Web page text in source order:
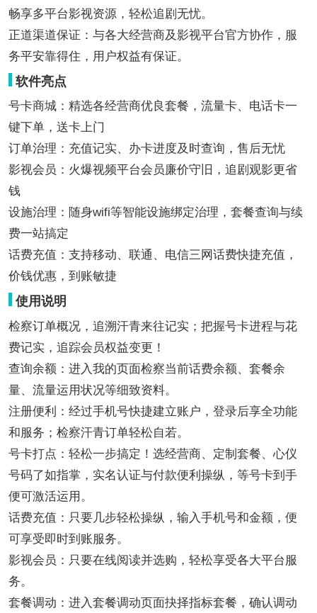
畅享多平台影视资源，轻松追剧无忧。
正道渠道保证：与各大经营商及影视平台官方协作，服
务平安靠得住，用户权益有保证。
软件亮点
号卡商城：精选各经营商优良套餐，流量卡、电话卡一
键下单，送卡上门
订单治理：充值记实、办卡进度及时查询，售后无忧
影视会员：火爆视频平台会员廉价守旧，追剧观影更省
钱
设施治理：随身wifi等智能设施绑定治理，套餐查询与续
费一站搞定
话费充值：支持移动、联通、电信三网话费快捷充值，
价钱优惠，到账敏捷
使用说明
检察订单概况，追溯汗青来往记实；把握号卡进程与花
费记实，追踪会员权益变更！
查询余额：进入我的页面检察当前话费余额、套餐余
量、流量运用状况等细致资料。
注册便利：经过手机号快捷建立账户，登录后享全功能
和服务；检察汗青订单轻松自若。
号卡打点：轻松一步搞定！选经营商、定制套餐、心仪
号码了如指掌，实名认证与付款便利操纵，等号卡到手
便可激活运用。
话费充值：只要几步轻松操纵，输入手机号和金额，便
可享受即时到账服务。
影视会员：只要在线阅读并选购，轻松享受各大平台服
务。
套餐调动：进入套餐调动页面抉择指标套餐，确认调动